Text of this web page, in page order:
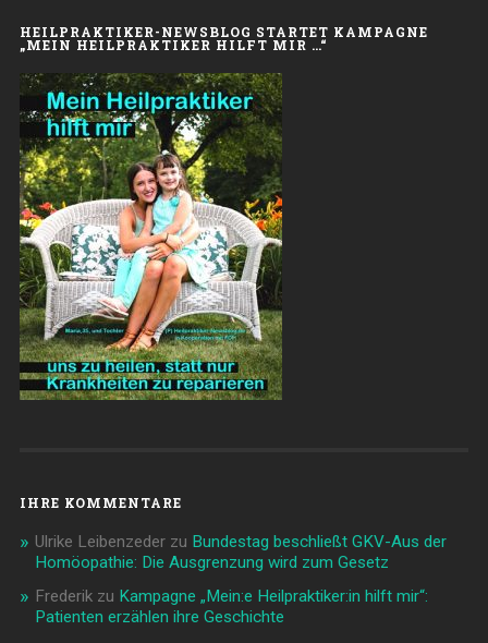
HEILPRAKTIKER-NEWSBLOG STARTET KAMPAGNE
„MEIN HEILPRAKTIKER HILFT MIR …“
IHRE KOMMENTARE
Ulrike Leibenzederzu Bundestag beschließt GKV-Aus der
Homöopathie: Die Ausgrenzung wird zum Gesetz
Frederikzu Kampagne „Mein:e Heilpraktiker:in hilft mir“:
Patienten erzählen ihre Geschichte